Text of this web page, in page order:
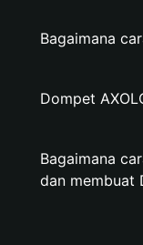
Bagaimana
Dompet
Bagaimana
dan membuat